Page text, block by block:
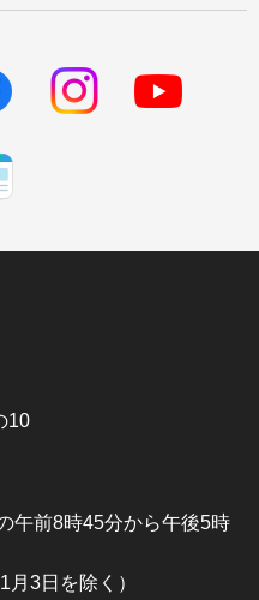
10
午前8時45分から午後5時
月3日を除く）